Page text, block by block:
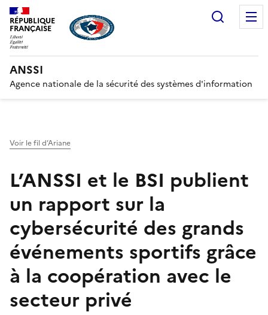
RÉPUBLIQUE
FRANÇAISE
ANSSI
Agence nationale de la sécurité des systèmes d'information
Voir le fil d’Ariane
L’ANSSI et le BSI publient
un rapport sur la
cybersécurité des grands
événements sportifs grâce
à la coopération avec le
secteur privé